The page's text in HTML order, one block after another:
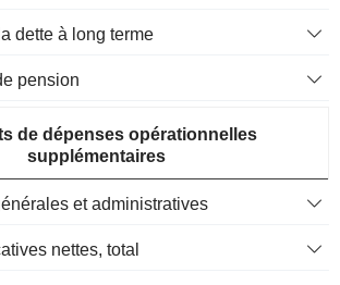
dette à long terme
pension
de dépenses opérationnelles
supplémentaires
et administratives
nettes, total